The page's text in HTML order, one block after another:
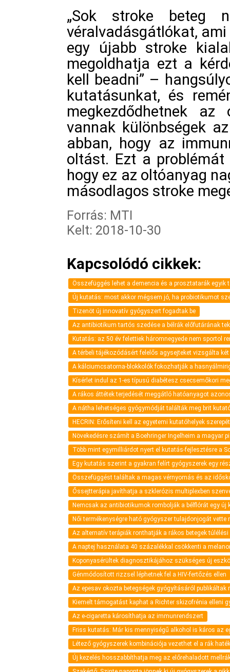
„Sok stroke beteg
véralvadásgátlókat,
egy újabb stroke
megoldhatja ezt a
kell beadni” –
kutatásunkat, és
megkezdődhetnek
vannak különbségek
abban, hogy az
oltást. Ezt a problémát
hogy ez az oltóanyag
másodlagos stroke
Forrás: MTI
Kelt: 2018-10-30
Kapcsolódó cikkek:
Összefüggés lehet a demencia és a prosztatarák egyik
Új kutatás: most akkor mégsem jó, ha probiotikumot
Tizenöt új innovatív gyógyszert fogadtak be
Az antibiotikum tartós szedése a bélrák előfutárának
Kutatás: az 50 év felettiek háromnegyede nem sportol
A térbeli tájékozódásért felelős agysejteket vizsgálta
A kálciumcsatorna-blokkolók fokozhatják a
Kísérlet indul az 1-es típusú diabétesz csecsemőkori
A rákos áttétek terjedését meggátló hatóanyagot
A nátha lehetséges gyógymódját találták meg brit
HECRIN: Erősíteni kell az egyetemi kutatóhelyek
Növekedésre számít a Boehringer Ingelheim a magyar
Több mint egymilliárdot nyert el kutatás-fejlesztésre a
Egy kutatás szerint a gyakran felírt gyógyszerek egy
Összefüggést találtak a magas vérnyomás és az
Őssejtterápia javíthatja a szklerózis multiplexben
Nemcsak az antibiotikumok rombolják a bélflórát egy új
Női termékenységre ható gyógyszer tulajdonjogát vette
Az alternatív terápiák ronthatják a rákos betegek túlélési
A naptej használata 40 százalékkal csökkenti a
Koponyasérültek diagnosztikájához szükséges új
Génmódosított rizzsel léphetnek fel a HIV-fertőzés ellen
Az epesav okozta betegségek gyógyításáról publikáltak
Kiemelt támogatást kaphat a Richter skizofrénia elleni
Az e-cigaretta károsíthatja az immunrendszert
Friss kutatás: Már kis mennyiségű alkohol is káros az
Létező gyógyszerek kombinációja vezethet el a rák
Új kezelés hosszabbíthatja meg az előrehaladott